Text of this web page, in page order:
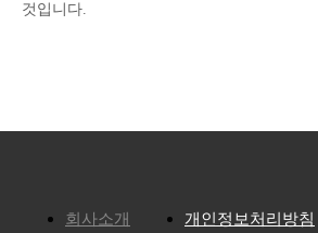
것입니다.
회사소개
개인정보처리방침